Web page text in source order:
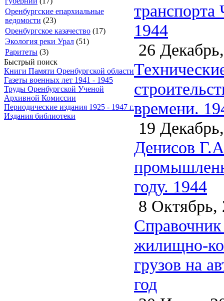
Оренбургские епархиальные
ведомости (23)
Оренбургское казачество (17)
Экология реки Урал (51)
Раритеты (3)
Быстрый поиск
Книги Памяти Оренбургской области
Газеты военных лет 1941 - 1945
Труды Оренбургской Ученой
Архивной Комиссии
Периодические издания 1925 - 1947 г.
Издания библиотеки
транспорта
1944
26
времени.
19
Денисов
году. 1944
8 Октябрь,
жилищно-
грузов на
год